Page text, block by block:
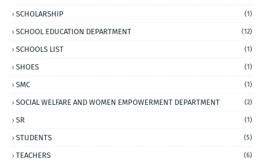
SCHOLARSHIP (1)
SCHOOL EDUCATION DEPARTMENT (12)
SCHOOLS LIST (1)
SHOES (1)
SMC (1)
SOCIAL WELFARE AND WOMEN EMPOWERMENT DEPARTMENT (2)
SR (1)
STUDENTS (5)
TEACHERS (6)